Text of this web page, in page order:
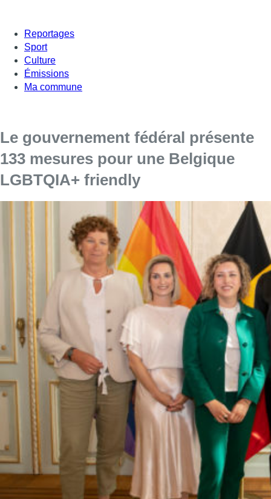
Reportages
Sport
Culture
Émissions
Ma commune
Le gouvernement fédéral présente
133 mesures pour une Belgique
LGBTQIA+ friendly